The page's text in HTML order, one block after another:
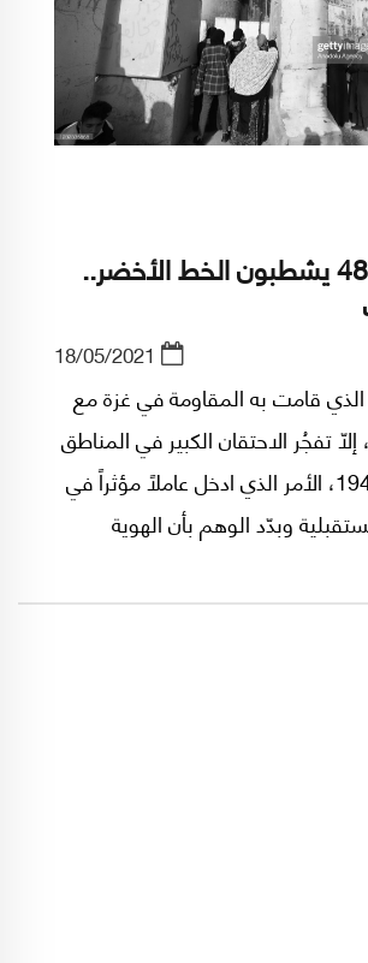
فلسطينيو 48 يشطبون الخط الأخضر..
18/05/2021
الذي قامت به المقاومة في غزة مع
تفجُر الاحتقان الكبير في المناطق
المحتلة عام 1948، الأمر الذي ادخل عاملاً مؤثراً في
وبدّد الوهم بأن الهوية